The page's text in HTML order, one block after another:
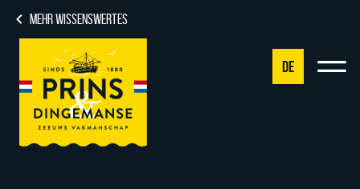
MEHR WISSENSWERTES
DE